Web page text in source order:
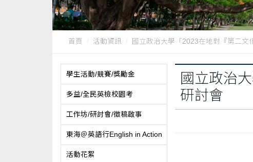
首頁 活動資訊 國立政治大學「2023在地對『第二文
學生活動/競賽/獎勵金
多益/全民英檢校園考
工作坊/研討會/徵稿啟事
東海＠英語行English in Action
活動花絮
國立政治
研討會